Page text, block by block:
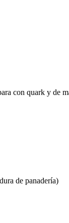
con quark y de
de panadería)